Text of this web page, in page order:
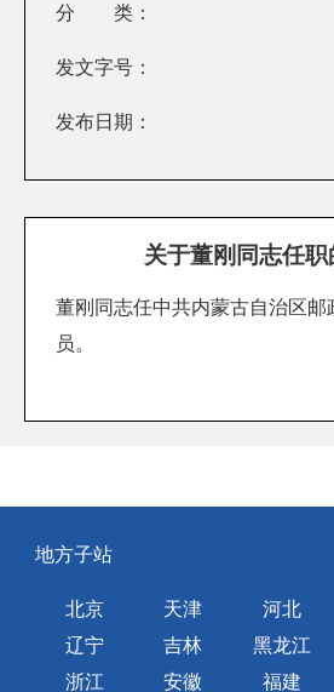
分 类：
发文字号：
发布日期：
关于董刚同志任职
董刚同志任中共内蒙古自治区邮
员。
地方子站
北京 天津 河北
辽宁
吉林 黑龙江
浙江
安徽 福建